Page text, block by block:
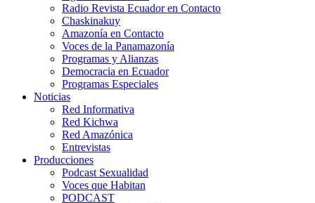
Radio Revista Ecuador en Contacto
Chaskinakuy
Amazonía en Contacto
Voces de la Panamazonía
Programas y Alianzas
Democracia en Ecuador
Programas Especiales
Noticias
Red Informativa
Red Kichwa
Red Amazónica
Entrevistas
Producciones
Podcast Sexualidad
Voces que Habitan
PODCAST